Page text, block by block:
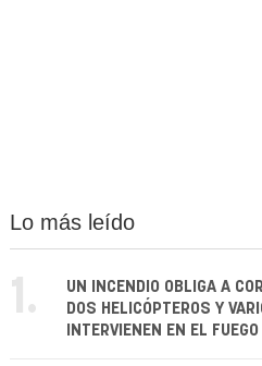
Lo más leído
1.
UN INCENDIO OBLIGA A
DOS HELICÓPTEROS Y
INTERVIENEN EN EL FUEGO